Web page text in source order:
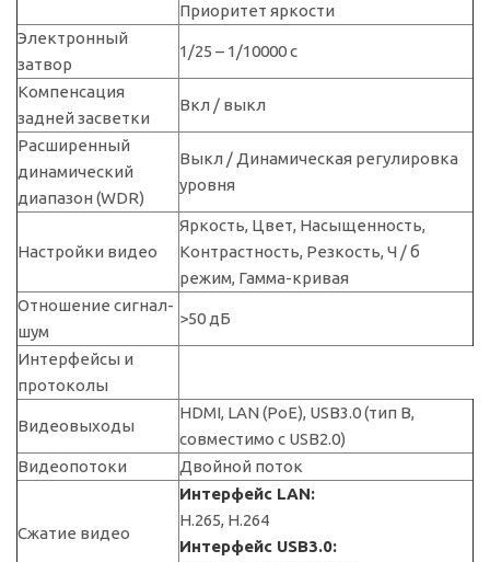
Приоритет яркости
Электронный
затвор
1/25 – 1/10000 с
Компенсация
задней засветки
Вкл / выкл
Расширенный
динамический
диапазон (WDR)
Выкл / Динамическая регулировка
уровня
Настройки видео
Яркость, Цвет, Насыщенность,
Контрастность, Резкость, Ч / б
режим, Гамма-кривая
Отношение сигнал-
шум
>50 дБ
Интерфейсы и
протоколы
Видеовыходы
HDMI, LAN (PoE), USB3.0 (тип В,
совместимо с USB2.0)
Видеопотоки
Двойной поток
Сжатие видео
Интерфейс LAN:
H.265, H.264
Интерфейс USB3.0: